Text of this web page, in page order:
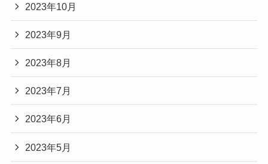
2023年10月
2023年9月
2023年8月
2023年7月
2023年6月
2023年5月